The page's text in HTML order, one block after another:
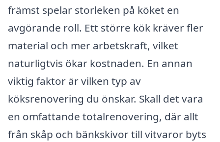
främst spelar storleken på köket en
avgörande roll. Ett större kök kräver fler
material och mer arbetskraft, vilket
naturligtvis ökar kostnaden. En annan
viktig faktor är vilken typ av
köksrenovering du önskar. Skall det vara
en omfattande totalrenovering, där allt
från skåp och bänkskivor till vitvaror byts